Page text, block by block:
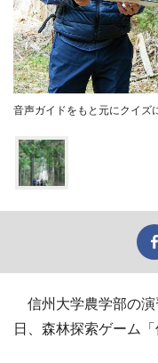
音声ガイドをもと元にクイズ
信州大学農学部の演
日、森林探索ゲーム